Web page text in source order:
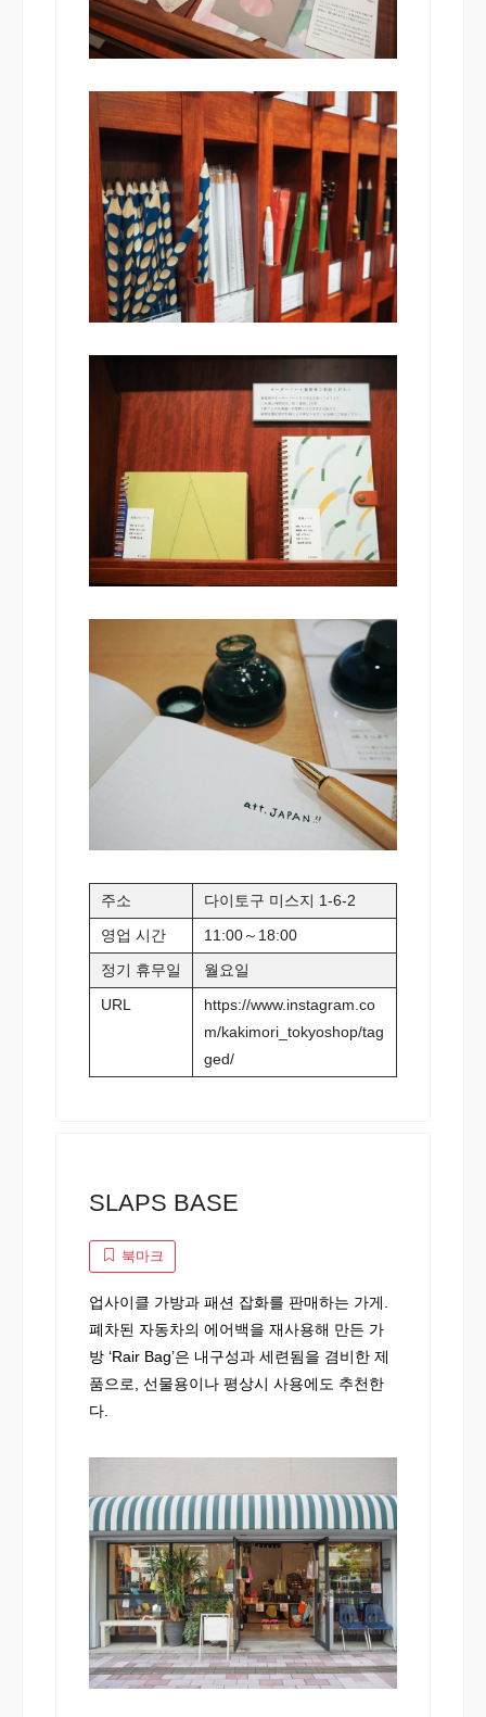
주소
다이토구 미스지 1-6-2
영업 시간
11:00～18:00
정기 휴무일
월요일
URL
https://www.instagram.co
m/kakimori_tokyoshop/tag
ged/
SLAPS BASE
북마크
업사이클 가방과 패션 잡화를 판매하는 가게.
폐차된 자동차의 에어백을 재사용해 만든 가
방 ‘Rair Bag’은 내구성과 세련됨을 겸비한 제
품으로, 선물용이나 평상시 사용에도 추천한
다.